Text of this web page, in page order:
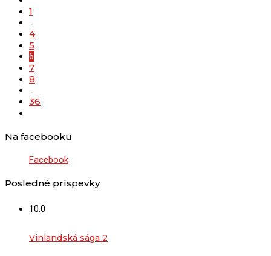
1
…
4
5
6
7
8
…
36
Na facebooku
Facebook
Posledné príspevky
10.0
Vinlandská sága 2